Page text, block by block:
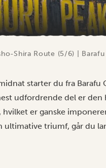
Shira Route (5/6) |
starter du fra
udfordrende del er
hvilket er ganske
ultimative triumf, går du